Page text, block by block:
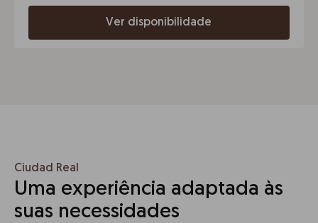
Ver disponibilidade
Ciudad Real
Uma experiência adaptada às
suas necessidades